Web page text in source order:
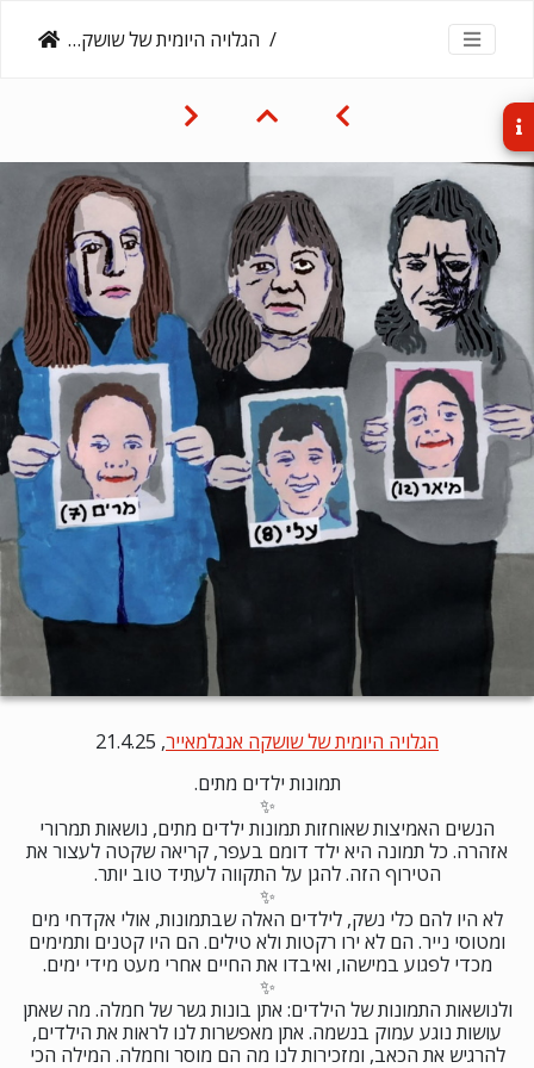
הגלויה היומית של שושקה אנגלמאייר, 21.4.25
הגלויה היומית של שושקה אנגלמאייר, 21.4.25
תמונות ילדים מתים.
✨
הנשים האמיצות שאוחזות תמונות ילדים מתים, נושאות תמרורי
אזהרה. כל תמונה היא ילד דומם בעפר, קריאה שקטה לעצור את
הטירוף הזה. להגן על התקווה לעתיד טוב יותר.
✨
לא היו להם כלי נשק, לילדים האלה שבתמונות, אולי אקדחי מים
ומטוסי נייר. הם לא ירו רקטות ולא טילים. הם היו קטנים ותמימים
מכדי לפגוע במישהו, ואיבדו את החיים אחרי מעט מידי ימים.
✨
ולנושאות התמונות של הילדים: אתן בונות גשר של חמלה. מה שאתן
עושות נוגע עמוק בנשמה. אתן מאפשרות לנו לראות את הילדים,
להרגיש את הכאב, ומזכירות לנו מה הם מוסר וחמלה. המילה הכי